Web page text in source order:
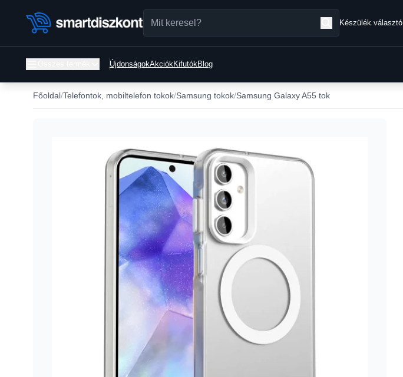
Készülék választó
ÚjdonságokAkciókKifutókBlog
Főoldal Telefontok, mobiltelefon tokok Samsung tokok Samsung Galaxy A55 tok